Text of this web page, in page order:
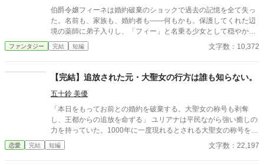
す。ご了承ください。 1ページの文字数は少な目です。 約4800文
字程度の番外編です。 バストリー・アルマンって誰やねん……と
いう読者様のお声が聞こえてきそう……(；´∀｀) ロイ王子の側近
です。（←言っちゃう作者 笑） ※番外編投稿後は完結表記に致し
ます。再び、番外編等を投稿する際には連載表記となりますこ
伯爵令嬢フィーネは婚約破棄のショックで過去の記憶を全て失っ
た。名前も、家族も、婚約者も——何もかも。保護してくれた辺
境の薬師に弟子入りし、「フィー」と名乗る少女として穏やかに
暮らし始めた。朝は薬草を摘み、昼は薬を調合し、夕方は師匠の
息子——無口だが優しい青年ルカスと一緒に夕焼けを見る。
の貴族が現れた。やつれた顔で「フィーネ、迎えに来た」と。彼
女は首を傾げた。「存じ上げませんが、どちら様ですか？」——
嘘ではなく、本当に覚えていない。忘れることが、最も残酷な復
讐になった。
ファンタジー 完結 短編 文字数：10,372
【完結】追放された元・大聖女の行方は誰も知らない。
五十鈴 美優
「本日をもってお前との婚約を破棄する。大聖女の称号も剥奪
し、王都からの追放を命ずる」 ユリアナは平民ながら強い癒しの
力を持っていた。1000年に一度現れるとされる大聖女の称号を得
て、婚約者となった王子リッドと共に魔物討伐に邁進する日々を
送っていた。 だがリッドはユリアナを休ませることなく働かせ、
恋愛 完結 短編 文字数：22,197